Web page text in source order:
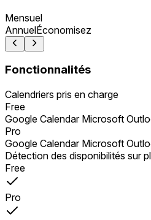
Mensuel
AnnuelÉconomisez
Fonctionnalités
Calendriers pris en charge
Free
Google Calendar Microsoft
Pro
Google Calendar Microsoft
Détection des disponibilités sur
Free
Pro